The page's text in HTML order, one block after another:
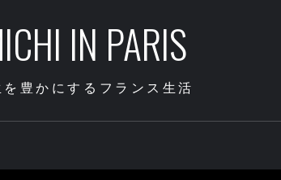
IN PARIS
を豊かにするフランス生活